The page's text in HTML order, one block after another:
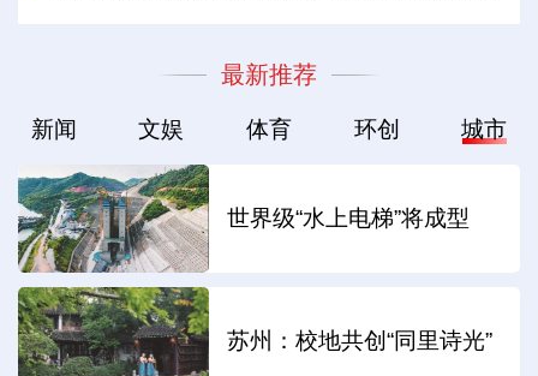
最新推荐
新闻 文娱 体育 环创 城市
世界级“水上电梯”将成型
苏州：校地共创“同里诗光”